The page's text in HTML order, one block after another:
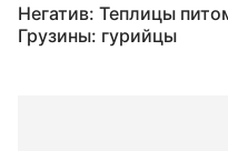
Негатив: Теплицы
Грузины: гурийцы